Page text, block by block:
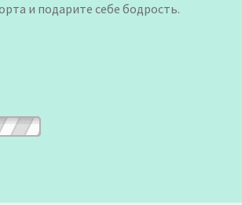
и подарите себе бодрость.